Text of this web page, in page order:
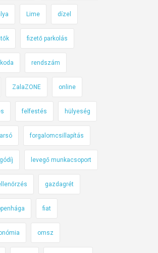
Lime dízel
fizető parkolás
rendszám
ZalaZONE online
felfestés hülyeség
forgalomcsillapítás
levegő munkacsoport
gazdagrét
fiat
omsz